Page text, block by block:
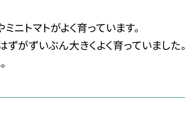
ニトマトがよく育っています。
ずがずいぶん大きくよく育っていました。